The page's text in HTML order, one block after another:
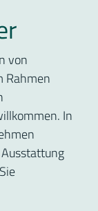
von
Rahmen
In